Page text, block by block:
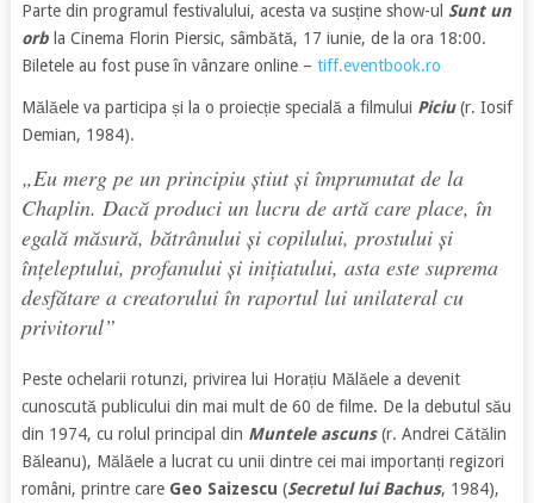
Parte din programul festivalului, acesta va susține show-ul Sunt un
orbla Cinema Florin Piersic, sâmbătă, 17 iunie, de la ora 18:00.
Biletele au fost puse în vânzare online – tiff.eventbook.ro
Mălăele va participa și la o proiecție specială a filmului Piciu(r. Iosif
Demian, 1984).
„Eu merg pe un principiu știut și împrumutat de la
Chaplin. Dacă produci un lucru de artă care place, în
egală măsură, bătrânului și copilului, prostului și
înțeleptului, profanului și inițiatului, asta este suprema
desfătare a creatorului în raportul lui unilateral cu
privitorul”
Peste ochelarii rotunzi, privirea lui Horațiu Mălăele a devenit
cunoscută publicului din mai mult de 60 de filme. De la debutul său
din 1974, cu rolul principal din Muntele ascuns(r. Andrei Cătălin
Băleanu), Mălăele a lucrat cu unii dintre cei mai importanți regizori
români, printre care Geo Saizescu (Secretul lui Bachus, 1984),